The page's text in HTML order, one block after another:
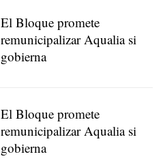
El Bloque promete
remunicipalizar Aqualia si
gobierna
El Bloque promete
remunicipalizar Aqualia si
gobierna